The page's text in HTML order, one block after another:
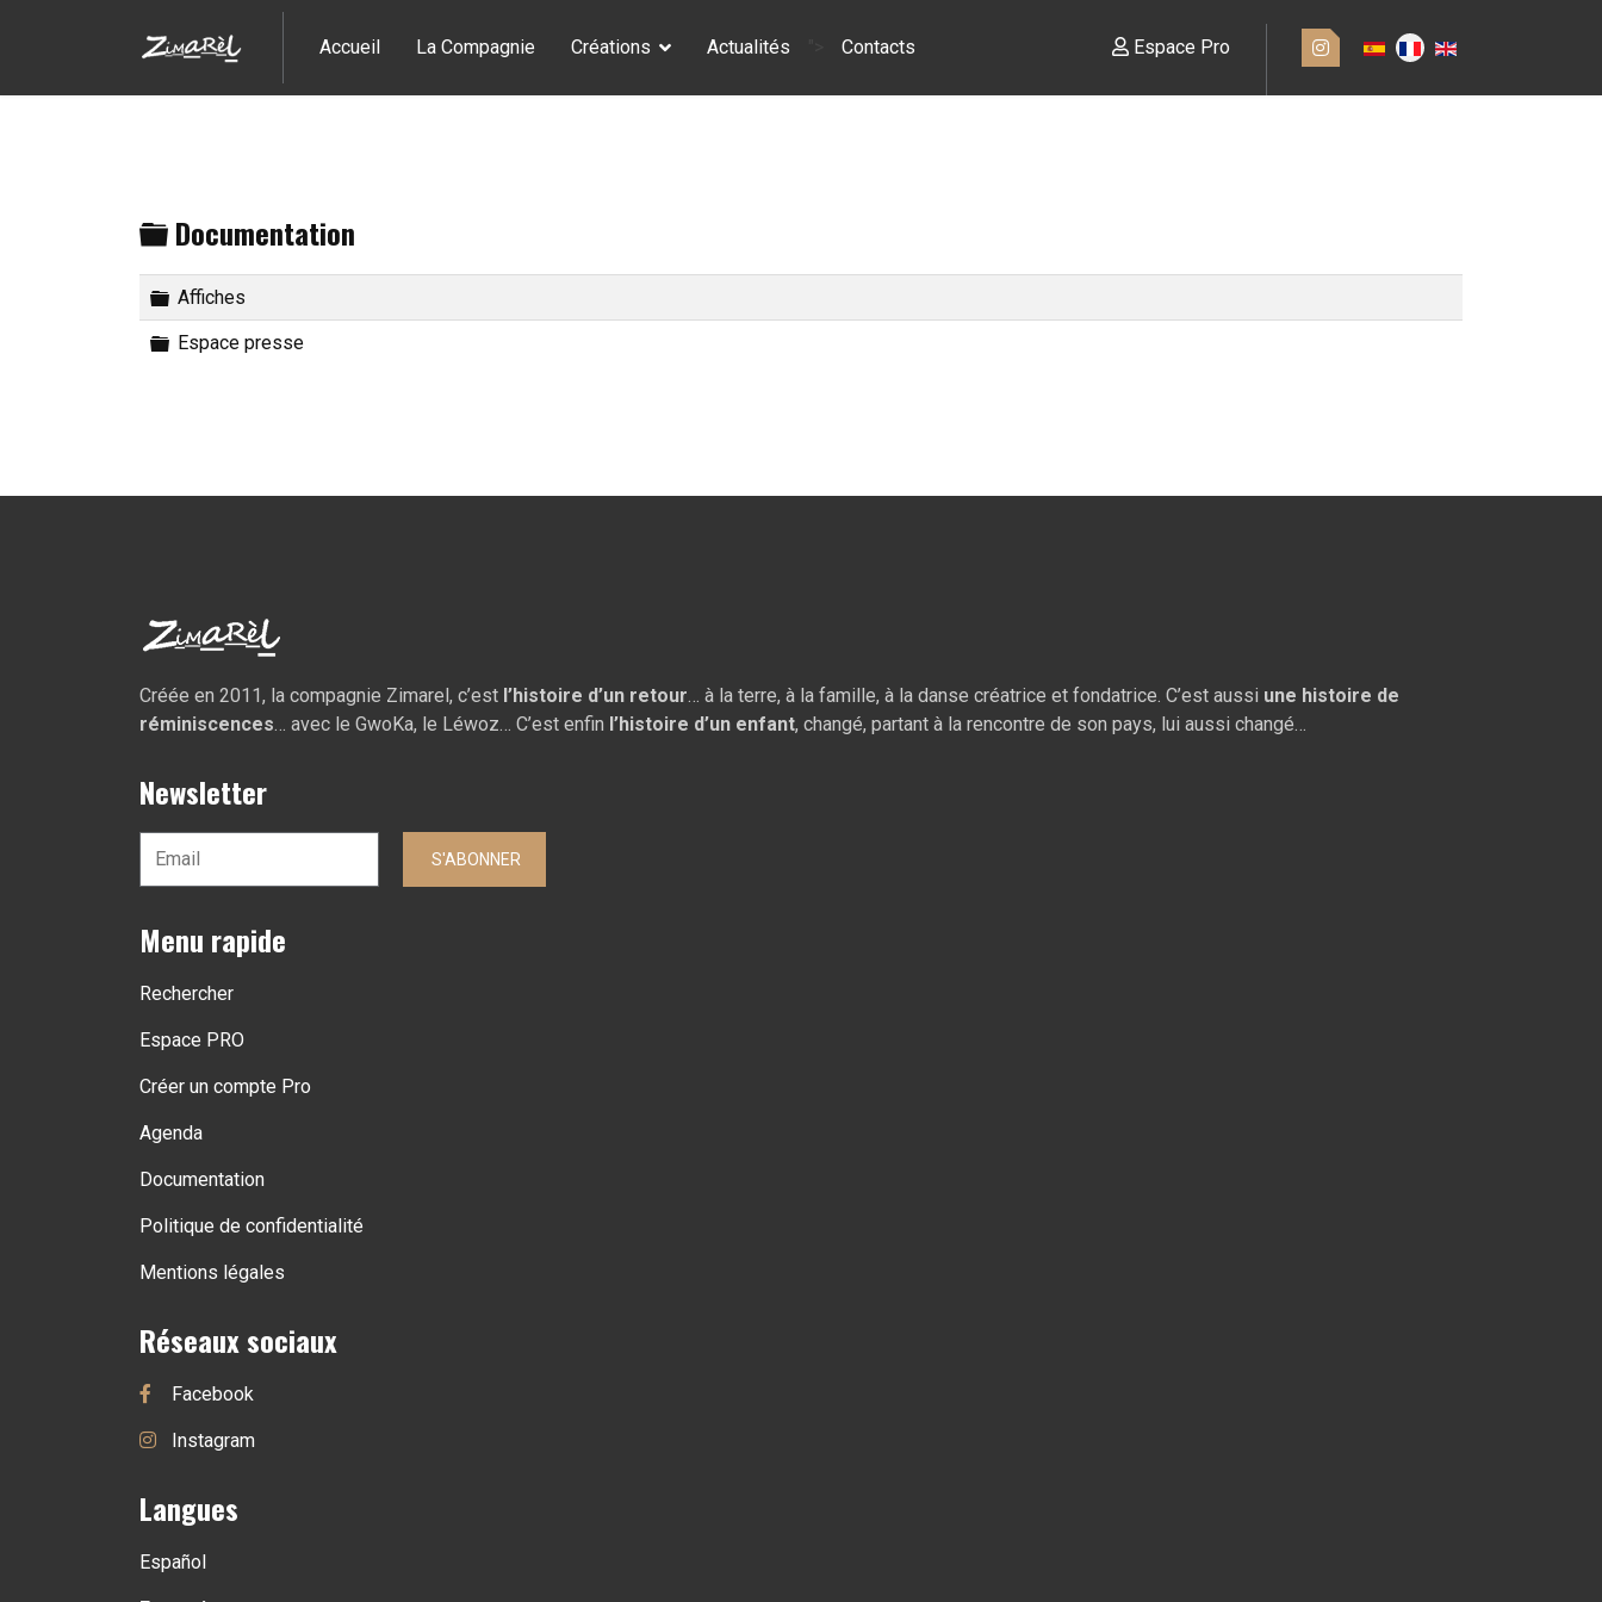
Accueil La Compagnie Créations Actualités Contacts Espace Pro
Dossier
Documentation
Dossier
Affiches
Dossier
Espace presse
Créée en 2011, la compagnie Zimarel, c’est l’histoire d’un retour… à la terre, à la famille, à la danse créatrice et fondatrice. C’est aussi une histoire de
réminiscences… avec le GwoKa, le Léwoz… C’est enfin l’histoire d’un enfant, changé, partant à la rencontre de son pays, lui aussi changé…
Newsletter
S'ABONNER
Menu rapide
Rechercher
Espace PRO
Créer un compte Pro
Agenda
Documentation
Politique de confidentialité
Mentions légales
Réseaux sociaux
Facebook
Instagram
Langues
Español